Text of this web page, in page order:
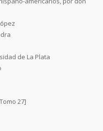
de La Plata
27]